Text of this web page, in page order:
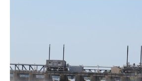
Skema KPR
Solusi
Pelaku Usaha?
Januari 27, 2026
PT Bank Tabungan